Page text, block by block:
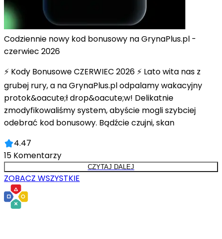
Codziennie nowy kod bonusowy na GrynaPlus.pl -
czerwiec 2026
⚡ Kody Bonusowe CZERWIEC 2026 ⚡ Lato wita nas z
grubej rury, a na GrynaPlus.pl odpalamy wakacyjny
protok&oacute;ł drop&oacute;w! Delikatnie
zmodyfikowaliśmy system, abyście mogli szybciej
odebrać kod bonusowy. Bądźcie czujni, skan
4.47
15 Komentarzy
CZYTAJ DALEJ
ZOBACZ WSZYSTKIE